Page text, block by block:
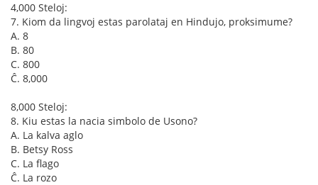
4,000 Steloj:
7. Kiom da lingvoj estas parolataj en Hindujo, proksimume?
A. 8
B. 80
C. 800
Ĉ. 8,000
8,000 Steloj:
8. Kiu estas la nacia simbolo de Usono?
A. La kalva aglo
B. Betsy Ross
C. La flago
Ĉ. La rozo